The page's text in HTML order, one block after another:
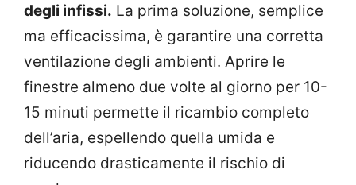
degli infissi. La prima soluzione, semplice
ma efficacissima, è garantire una corretta
ventilazione degli ambienti. Aprire le
finestre almeno due volte al giorno per 10-
15 minuti permette il ricambio completo
dell’aria, espellendo quella umida e
riducendo drasticamente il rischio di